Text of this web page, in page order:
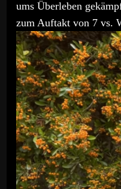
ums Überleben
zum Auftakt von 7 vs.